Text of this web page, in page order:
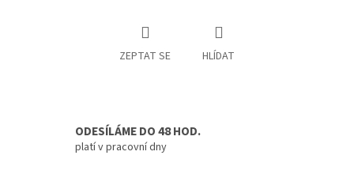
ZEPTAT SE HLÍDAT
ODESÍLÁME DO 48 HOD.
platí v pracovní dny